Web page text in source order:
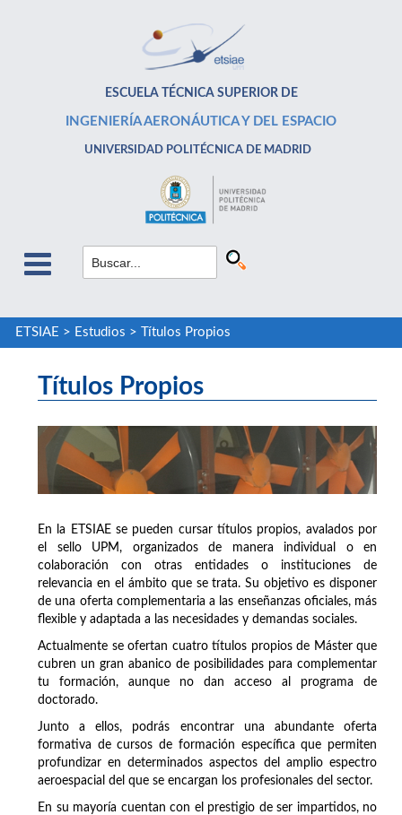
ESCUELA TÉCNICA SUPERIOR DE
INGENIERÍA AERONÁUTICA Y DEL ESPACIO
UNIVERSIDAD POLITÉCNICA DE MADRID
ETSIAE > Estudios > Títulos Propios
Títulos Propios
En la ETSIAE se pueden cursar títulos propios, avalados por
el sello UPM, organizados de manera individual o en
colaboración con otras entidades o instituciones de
relevancia en el ámbito que se trata. Su objetivo es disponer
de una oferta complementaria a las enseñanzas oficiales, más
flexible y adaptada a las necesidades y demandas sociales.
Actualmente se ofertan cuatro títulos propios de Máster que
cubren un gran abanico de posibilidades para complementar
tu formación, aunque no dan acceso al programa de
doctorado.
Junto a ellos, podrás encontrar una abundante oferta
formativa de cursos de formación específica que permiten
profundizar en determinados aspectos del amplio espectro
aeroespacial del que se encargan los profesionales del sector.
En su mayoría cuentan con el prestigio de ser impartidos, no